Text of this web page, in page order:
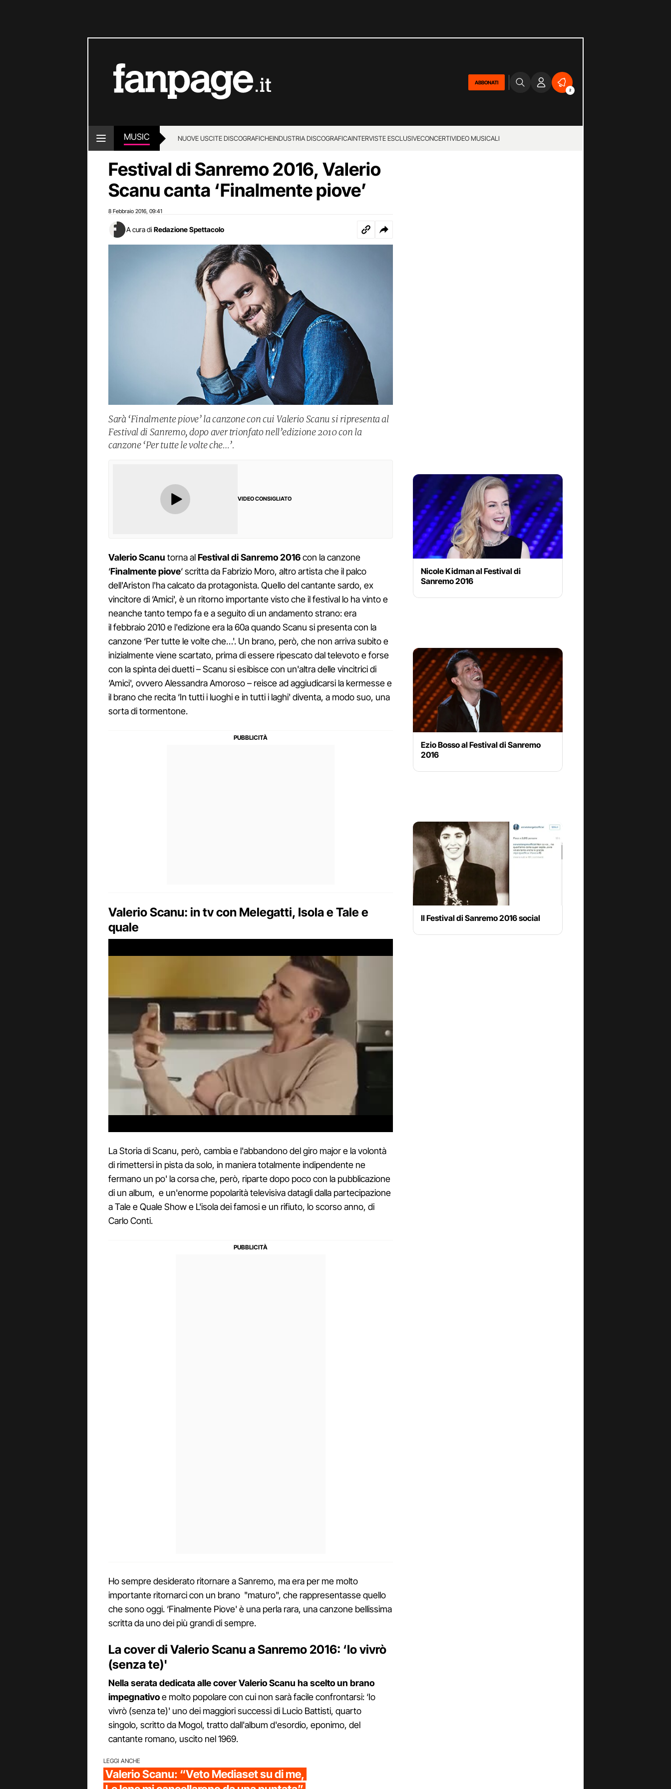
ABBONATI
2
MUSIC NUOVE USCITE DISCOGRAFICHEINDUSTRIA DISCOGRAFICAINTERVISTE ESCLUSIVECONCERTIVIDEO MUSICALI
Festival di Sanremo 2016, Valerio
Scanu canta ‘Finalmente piove’
8 Febbraio 2016 09:41
A cura di Redazione Spettacolo
Sarà ‘Finalmente piove’ la canzone con cui Valerio Scanu si ripresenta al
Festival di Sanremo, dopo aver trionfato nell’edizione 2010 con la
canzone ‘Per tutte le volte che…’.
VIDEO CONSIGLIATO
Valerio Scanu torna alFestival di Sanremo 2016con la canzone
‘Finalmente piove‘ scritta da Fabrizio Moro, altro artista che il palco
dell'Ariston l'ha calcato da protagonista. Quello del cantante sardo, ex
vincitore di ‘Amici', è un ritorno importante visto che il festival lo ha vinto e
neanche tanto tempo fa e a seguito di un andamento strano: era
il febbraio 2010 e l'edizione era la 60a quando Scanu si presenta con la
canzone ‘Per tutte le volte che…'. Un brano, però, che non arriva subito e
inizialmente viene scartato, prima di essere ripescato dal televoto e forse
con la spinta dei duetti – Scanu si esibisce con un'altra delle vincitrici di
‘Amici', ovvero Alessandra Amoroso – reisce ad aggiudicarsi la kermesse e
il brano che recita ‘In tutti i luoghi e in tutti i laghi' diventa, a modo suo, una
sorta di tormentone.
Valerio Scanu: in tv con Melegatti, Isola e Tale e
quale
La Storia di Scanu, però, cambia e l'abbandono del giro major e la volontà
di rimettersi in pista da solo, in maniera totalmente indipendente ne
fermano un po' la corsa che, però, riparte dopo poco con la pubblicazione
di un album, e un'enorme popolarità televisiva datagli dalla partecipazione
a Tale e Quale Show e L'isola dei famosi e un rifiuto, lo scorso anno, di
Carlo Conti.
Ho sempre desiderato ritornare a Sanremo, ma era per me molto
importante ritornarci con un brano "maturo", che rappresentasse quello
che sono oggi. ‘Finalmente Piove' è una perla rara, una canzone bellissima
scritta da uno dei più grandi di sempre.
La cover di Valerio Scanu a Sanremo 2016: ‘Io vivrò
(senza te)'
Nella serata dedicata alle cover Valerio Scanu ha scelto un brano
impegnativoe molto popolare con cui non sarà facile confrontarsi: ‘Io
vivrò (senza te)' uno dei maggiori successi di Lucio Battisti, quarto
singolo, scritto da Mogol, tratto dall'album d'esordio, eponimo, del
cantante romano, uscito nel 1969.
LEGGI ANCHE
Valerio Scanu: “Veto Mediaset su di me,
Nicole Kidman al Festival di
Sanremo 2016
Ezio Bosso al Festival di Sanremo
2016
Il Festival di Sanremo 2016 social